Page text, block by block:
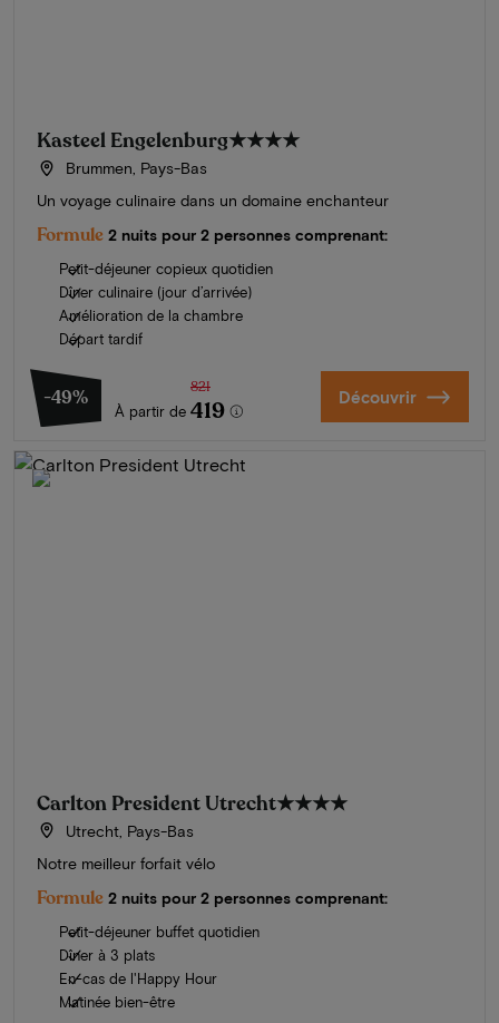
Kasteel Engelenburg★★★★
Brummen, Pays-Bas
Un voyage culinaire dans un domaine enchanteur
Formule 2 nuits pour 2 personnes comprenant:
Petit-déjeuner copieux quotidien
Dîner culinaire (jour d’arrivée)
Amélioration de la chambre
Départ tardif
-49%
À partir de
821
419 Découvrir
Carlton President Utrecht★★★★
Utrecht, Pays-Bas
Notre meilleur forfait vélo
Formule 2 nuits pour 2 personnes comprenant:
Petit-déjeuner buffet quotidien
Dîner à 3 plats
En-cas de l'Happy Hour
Matinée bien-être